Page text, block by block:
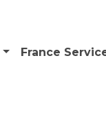
France